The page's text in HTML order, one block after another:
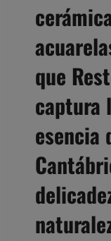
que
captura
esencia